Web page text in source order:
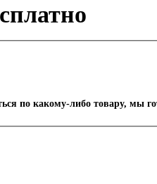
по какому-либо товару, мы